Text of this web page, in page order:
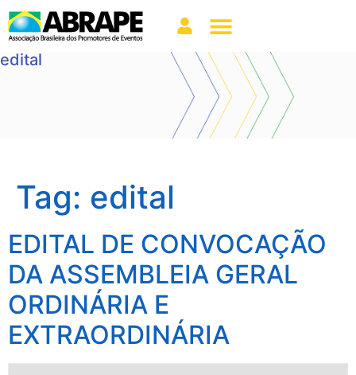
edital
Tag: edital
EDITAL DE CONVOCAÇÃO
DA ASSEMBLEIA GERAL
ORDINÁRIA E
EXTRAORDINÁRIA